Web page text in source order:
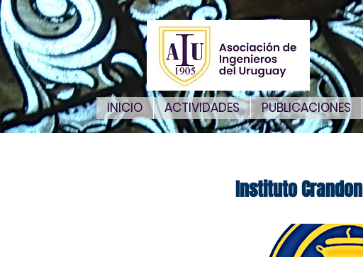
INICIO ACTIVIDADES PUBLICACIONES
Instituto Crandon